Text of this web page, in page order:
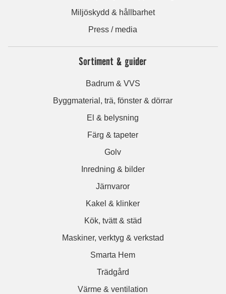
Miljöskydd & hållbarhet
Press / media
Sortiment & guider
Badrum & VVS
Byggmaterial, trä, fönster & dörrar
El & belysning
Färg & tapeter
Golv
Inredning & bilder
Järnvaror
Kakel & klinker
Kök, tvätt & städ
Maskiner, verktyg & verkstad
Smarta Hem
Trädgård
Värme & ventilation